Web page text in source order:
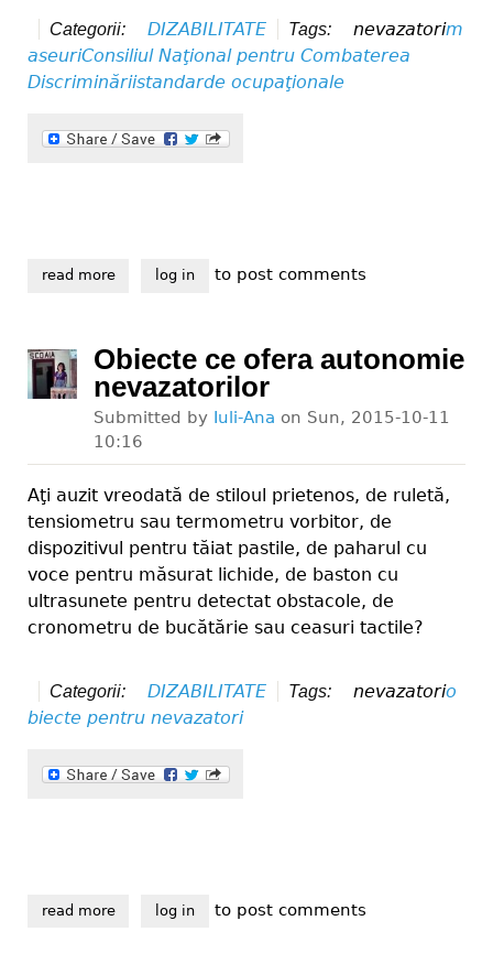
Categorii: DIZABILITATE Tags: nevazatorim
aseuriConsiliul Naţional pentru Combaterea
Discriminăriistandarde ocupaţionale
read moreabout nevazatorii intr-o situatie incredibila
log in to post comments
Obiecte ce ofera autonomie
nevazatorilor
Submitted by Iuli-Ana on Sun, 2015-10-11
10:16
Aţi auzit vreodată de stiloul prietenos, de ruletă,
tensiometru sau termometru vorbitor, de
dispozitivul pentru tăiat pastile, de paharul cu
voce pentru măsurat lichide, de baston cu
ultrasunete pentru detectat obstacole, de
cronometru de bucătărie sau ceasuri tactile?
Categorii: DIZABILITATE Tags: nevazatorio
biecte pentru nevazatori
read moreabout obiecte ce ofera autonomie nevazatorilor
log in to post comments